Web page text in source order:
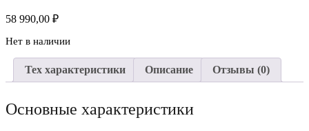
58 990,00 ₽
Нет в наличии
Тех характеристики Описание Отзывы (0)
Основные характеристики